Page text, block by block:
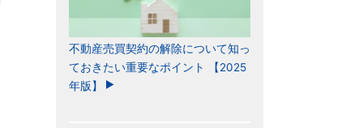
不動産売買契約の解除について知っ
ておきたい重要なポイント 【2025
年版】